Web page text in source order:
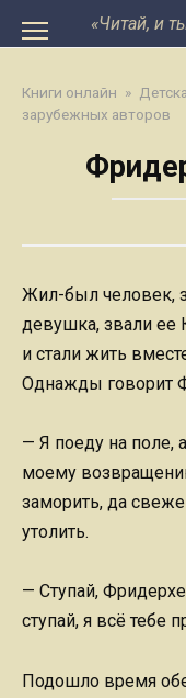
«Читай, и
Книги онлайн »
зарубежных авторов
Жил-был человек,
девушка, звали ее
и стали жить
Однажды говорит
— Я поеду на поле,
моему
заморить, да
утолить.
— Ступай,
ступай, я всё тебе
Подошло время